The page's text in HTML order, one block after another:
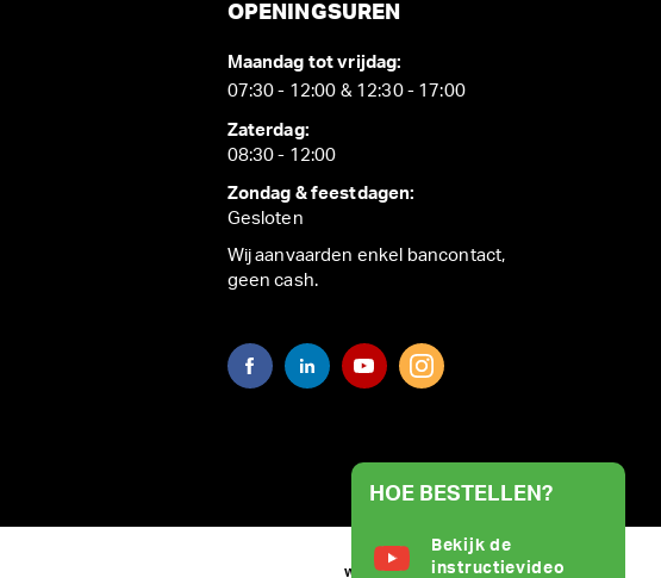
OPENINGSUREN
Maandag tot vrijdag:
07:30 - 12:00 & 12:30 - 17:00
Zaterdag:
08:30 - 12:00
Zondag & feestdagen:
Gesloten
Wij aanvaarden enkel bancontact,
geen cash.
WEBSITE BY
HOE BESTELLEN?
Bekijk de
instructievideo